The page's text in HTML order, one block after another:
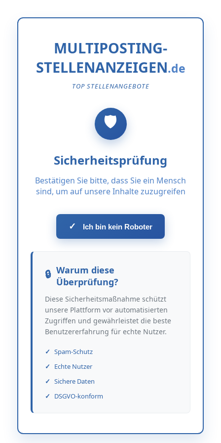
MULTIPOSTING-
STELLENANZEIGEN
TOP STELLENANGEBOTE
Sicherheitsprüfung
Bestätigen Sie bitte, dass Sie ein Mensch
sind, um auf unsere Inhalte zuzugreifen
✓ Ich bin kein Roboter
Warum diese
Überprüfung?
Diese Sicherheitsmaßnahme schützt
unsere Plattform vor automatisierten
Zugriffen und gewährleistet die beste
Benutzererfahrung für echte Nutzer.
Spam-Schutz
Echte Nutzer
Sichere Daten
DSGVO-konform